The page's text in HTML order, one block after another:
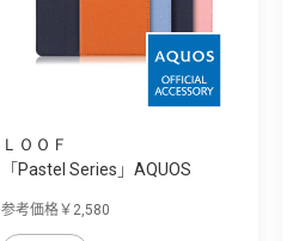
ＬＯＯＦ
「Pastel Series」AQUOS
参考価格￥2,580